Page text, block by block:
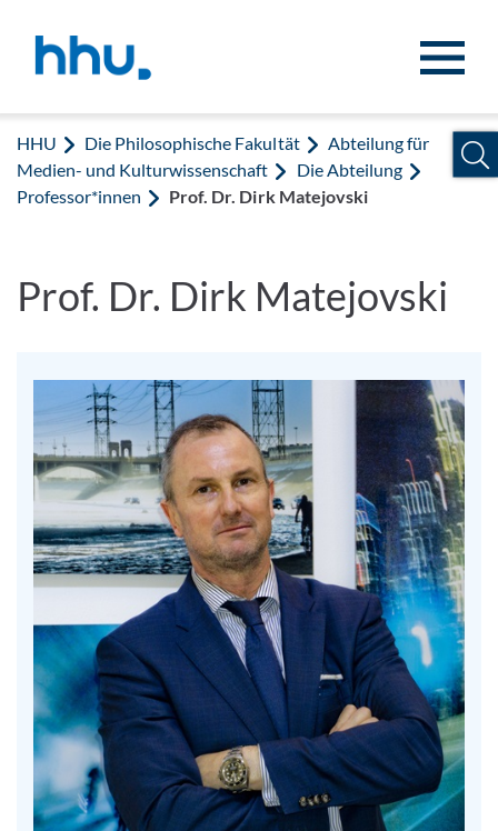
HHU Die Philosophische Fakultät
Abteilung für
Medien- und Kulturwissenschaft
Die Abteilung
Professor*innen
Prof. Dr. Dirk Matejovski
Prof. Dr. Dirk Matejovski